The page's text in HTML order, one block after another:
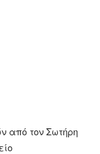
από τον Σωτήρη